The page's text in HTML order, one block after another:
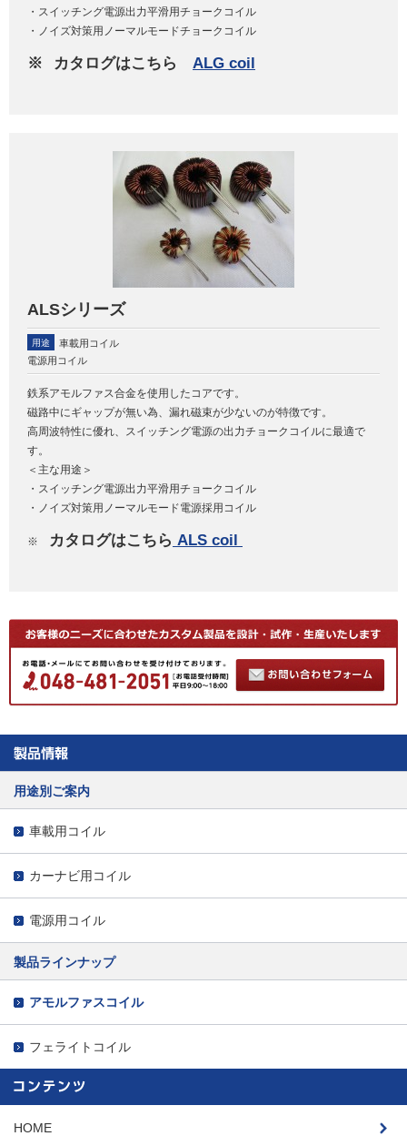
・スイッチング電源出力平滑用チョークコイル
・ノイズ対策用ノーマルモードチョークコイル
※ カタログはこちら ALG coil
ALSシリーズ
用途
車載用コイル
電源用コイル
鉄系アモルファス合金を使用したコアです。
磁路中にギャップが無い為、漏れ磁束が少ないのが特徴です。
高周波特性に優れ、スイッチング電源の出力チョークコイルに最適で
す。
＜主な用途＞
・スイッチング電源出力平滑用チョークコイル
・ノイズ対策用ノーマルモード電源採用コイル
※ カタログはこちら ALS coil
用途別ご案内
車載用コイル
カーナビ用コイル
電源用コイル
製品ラインナップ
アモルファスコイル
フェライトコイル
HOME